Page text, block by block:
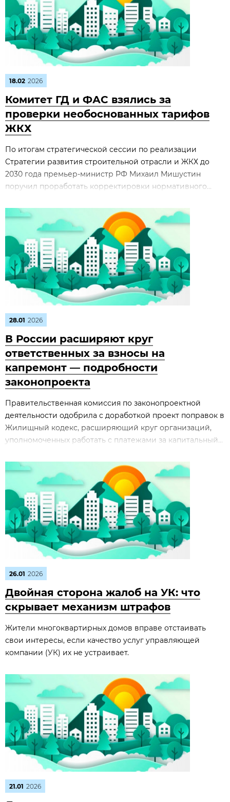
18.02 2026
Комитет ГД и ФАС взялись за
проверки необоснованных тарифов
ЖКХ
По итогам стратегической сессии по реализации
Стратегии развития строительной отрасли и ЖКХ до
2030 года премьер‑министр РФ Михаил Мишустин
поручил проработать корректировки нормативного...
28.01 2026
В России расширяют круг
ответственных за взносы на
капремонт — подробности
законопроекта
Правительственная комиссия по законопроектной
деятельности одобрила с доработкой проект поправок в
Жилищный кодекс, расширяющий круг организаций,
уполномоченных работать с платежами за капитальный...
26.01 2026
Двойная сторона жалоб на УК: что
скрывает механизм штрафов
Жители многоквартирных домов вправе отстаивать
свои интересы, если качество услуг управляющей
компании (УК) их не устраивает.
21.01 2026